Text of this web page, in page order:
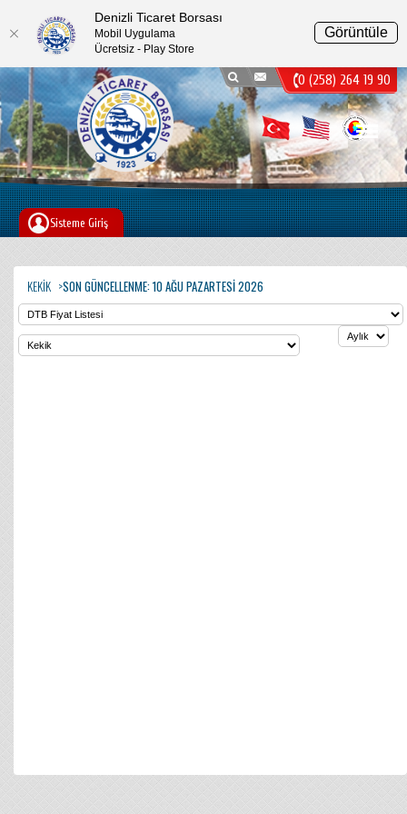
0 (258) 264 19 90
Sisteme Giriş
KEKIK SON GÜNCELLENME: 10 AĞU PAZARTESI 2026
Menu
Denizli Ticaret Borsası
Mobil Uygulama
Ücretsiz - Play Store
Görüntüle